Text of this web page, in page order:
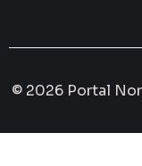
© 2026 Portal